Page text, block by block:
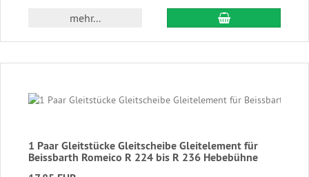
mehr... In den
1 Paar Gleitstücke Gleitscheibe Gleitelement für
Beissbarth Romeico R 224 bis R 236 Hebebühne